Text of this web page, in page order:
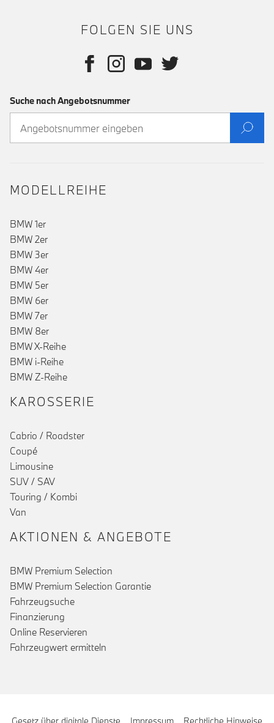
FOLGEN SIE UNS
Suche nach Angebotsnummer
MODELLREIHE
BMW 1er
BMW 2er
BMW 3er
BMW 4er
BMW 5er
BMW 6er
BMW 7er
BMW 8er
BMW X-Reihe
BMW i-Reihe
BMW Z-Reihe
KAROSSERIE
Cabrio / Roadster
Coupé
Limousine
SUV / SAV
Touring / Kombi
Van
AKTIONEN & ANGEBOTE
BMW Premium Selection
BMW Premium Selection Garantie
Fahrzeugsuche
Finanzierung
Online Reservieren
Fahrzeugwert ermitteln